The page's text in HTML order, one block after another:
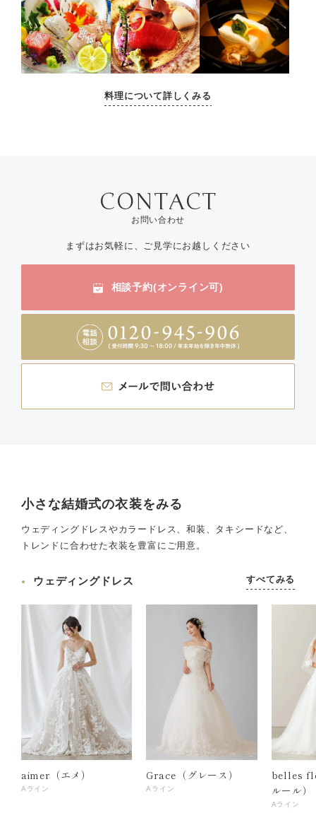
料理について詳しくみる
お問い合わせ
まずはお気軽に、ご見学にお越しください
相談予約(オンライン可)
小さな結婚式の衣装をみる
ウェディングドレスやカラードレス、和装、タキシードなど、
トレンドに合わせた衣装を豊富にご用意。
ウェディングドレス すべてみる
aimer（エメ）
Aライン
Grace（グレース）
Aライン
belles
ルール）
Aライン